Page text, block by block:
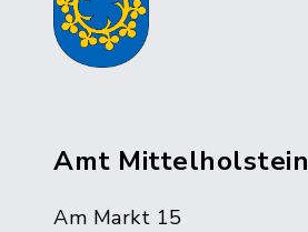
Amt Mittelholstein
Am Markt 15